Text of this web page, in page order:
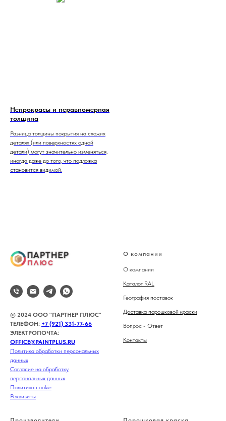
Непрокрасы и неравномерная
толщина
Разница толщины покрытия на схожих
деталях (или поверхностях одной
детали) могут значительно изменяться,
иногда даже до того, что подложка
становится видимой.
© 2024 ООО "ПАРТНЕР ПЛЮС"
ТЕЛЕФОН: +7 (921) 331-77-66
ЭЛЕКТРОПОЧТА:
OFFICE@PAINTPLUS.RU
Политика обработки персональных
данных
Согласие на обработку
персональных данных
Политика cookie
Реквизиты
О компании
О компании
Каталог RAL
География поставок
Доставка порошковой краски
Вопрос - Ответ
Контакты